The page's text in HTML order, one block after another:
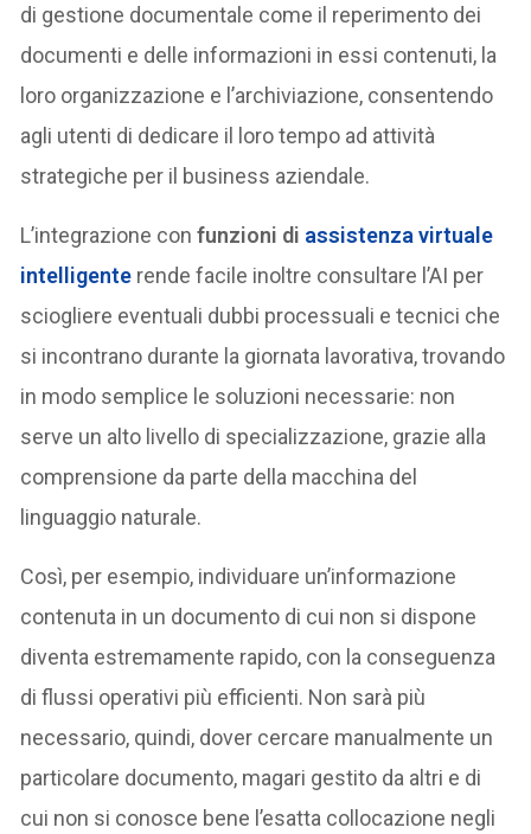
di gestione documentale come il reperimento dei
documenti e delle informazioni in essi contenuti, la
loro organizzazione e l’archiviazione, consentendo
agli utenti di dedicare il loro tempo ad attività
strategiche per il business aziendale.
L’integrazione con funzioni di assistenza virtuale
intelligente rende facile inoltre consultare l’AI per
sciogliere eventuali dubbi processuali e tecnici che
si incontrano durante la giornata lavorativa, trovando
in modo semplice le soluzioni necessarie: non
serve un alto livello di specializzazione, grazie alla
comprensione da parte della macchina del
linguaggio naturale.
Così, per esempio, individuare un’informazione
contenuta in un documento di cui non si dispone
diventa estremamente rapido, con la conseguenza
di flussi operativi più efficienti. Non sarà più
necessario, quindi, dover cercare manualmente un
particolare documento, magari gestito da altri e di
cui non si conosce bene l’esatta collocazione negli